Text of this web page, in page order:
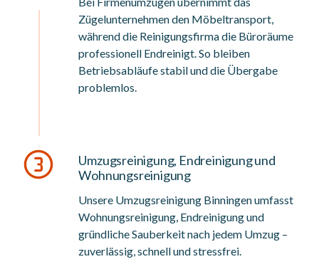
Zügelunternehmen den Möbeltransport,
während die Reinigungsfirma die Büroräume
professionell Endreinigt. So bleiben
Betriebsabläufe stabil und die Übergabe
problemlos.
Umzugsreinigung, Endreinigung und
Wohnungsreinigung
Unsere Umzugsreinigung Binningen umfasst
Wohnungsreinigung, Endreinigung und
gründliche Sauberkeit nach jedem Umzug –
zuverlässig, schnell und stressfrei.